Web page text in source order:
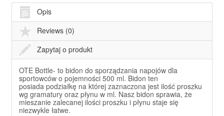
Opis
Reviews (0)
Zapytaj o produkt
OTE Bottle- to bidon do sporządzania napojów dla
sportowców o pojemności 500 ml. Bidon ten
posiada podziałkę na której zaznaczona jest ilość proszku
wg gramatury oraz płynu w ml. Nasz bidon sprawia, że
mieszanie zalecanej ilości proszku i płynu staje się
niezwykle łatwe.